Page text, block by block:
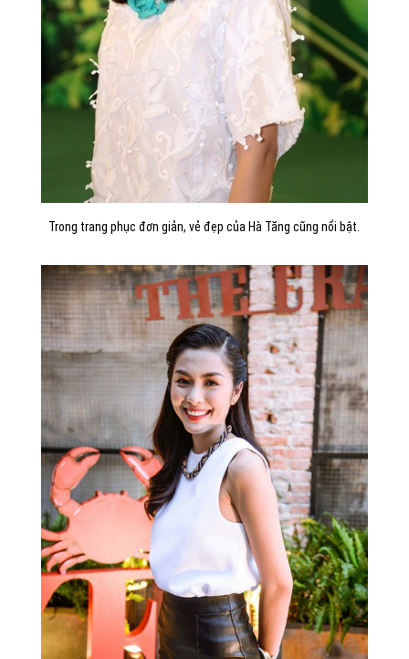
Trong trang phục đơn giản, vẻ đẹp của Hà Tăng cũng nổi bật.